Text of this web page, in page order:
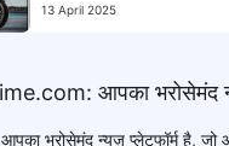
13 April 2025
आपका भरोसेमंद न्यूज़ प्लेटफॉर्म है, जो